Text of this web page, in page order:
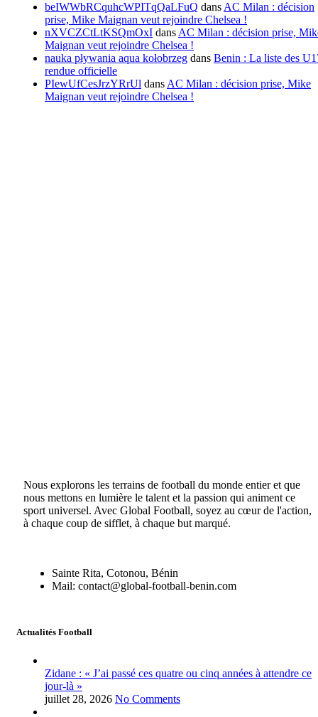
beIWWbRCquhcWPITqQaLFuQ dans AC Milan : décision
prise, Mike Maignan veut rejoindre Chelsea !
nXVCZCtLtKSQmOxI dans AC Milan : décision prise,
Maignan veut rejoindre Chelsea !
nauka pływania aqua kołobrzeg dans Benin : La liste des
rendue officielle
PIewUfCesJrzYRrUl dans AC Milan : décision prise, Mike
Maignan veut rejoindre Chelsea !
Nous explorons les terrains de football du monde entier et que
nous mettons en lumière le talent et la passion qui animent ce
sport universel. Avec Global Football, soyez au cœur de l'action,
à chaque coup de sifflet, à chaque but marqué.
Sainte Rita, Cotonou, Bénin
Mail: contact@global-football-benin.com
Actualités Football
Zidane : « J’ai passé ces quatre ou cinq années à attendre ce
jour-là »
juillet 28, 2026 No Comments